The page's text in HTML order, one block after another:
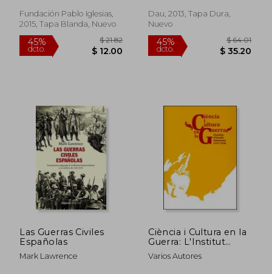
45%
$ 31.54 dcto.
Fundación Pablo Iglesias,
2015, Tapa Blanda, Nuevo
Dau, 2013, Tapa Dura,
Nuevo
Las Guerras Civiles
Españolas
Mark Lawrence
Ciència i Cultura en la
Guerra: L'Institut
d'Estudis Valencians
1937-1938 (Fora de
Varios Autores